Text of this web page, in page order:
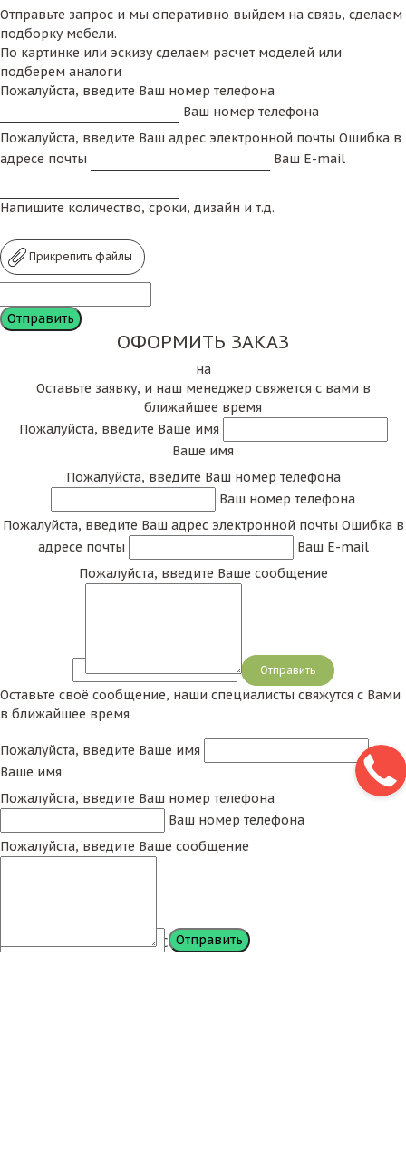
Отправьте запрос и мы оперативно выйдем на связь, сделаем
подборку мебели.
По картинке или эскизу сделаем расчет моделей или
подберем аналоги
Пожалуйста, введите Ваш номер телефона
Ваш номер телефона
Пожалуйста, введите Ваш адрес электронной почты Ошибка в
адресе почты
Ваш E-mail
Напишите количество, сроки, дизайн и т.д.
Прикрепить файлы
ОФОРМИТЬ ЗАКАЗ
на
Оставьте заявку, и наш менеджер свяжется с вами в
ближайшее время
Пожалуйста, введите Ваше имя
Ваше имя
Пожалуйста, введите Ваш номер телефона
Ваш номер телефона
Пожалуйста, введите Ваш адрес электронной почты Ошибка в
адресе почты
Ваш E-mail
Пожалуйста, введите Ваше сообщение
Сообщение
Оставьте своё сообщение, наши специалисты свяжутся с Вами
в ближайшее время
Пожалуйста, введите Ваше имя
Ваше имя
Пожалуйста, введите Ваш номер телефона
Ваш номер телефона
Пожалуйста, введите Ваше сообщение
Сообщение